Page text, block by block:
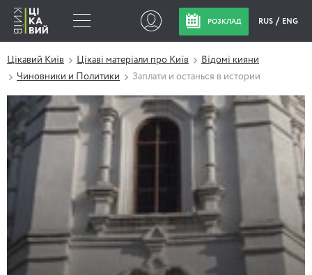
РОЗКЛАД RUS ENG
Цікавий Київ Цікаві матеріали про Київ
Відомі кияни
Чиновники и Политики
Заплати и останься в истории